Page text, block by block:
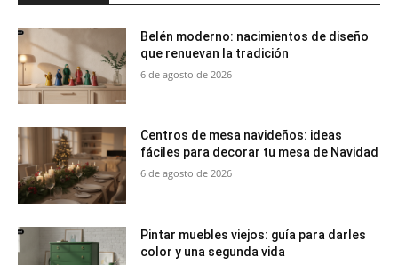
Belén moderno: nacimientos de diseño
que renuevan la tradición
6 de agosto de 2026
Centros de mesa navideños: ideas
fáciles para decorar tu mesa de Navidad
6 de agosto de 2026
Pintar muebles viejos: guía para darles
color y una segunda vida